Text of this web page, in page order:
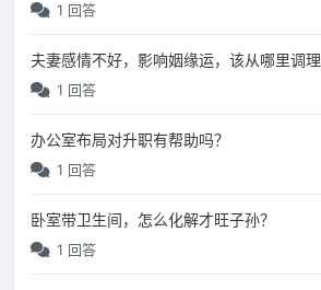
1 回答
夫妻感情不好，影响姻缘运，该从哪里调理
1 回答
办公室布局对升职有帮助吗？
1 回答
卧室带卫生间，怎么化解才旺子孙？
1 回答